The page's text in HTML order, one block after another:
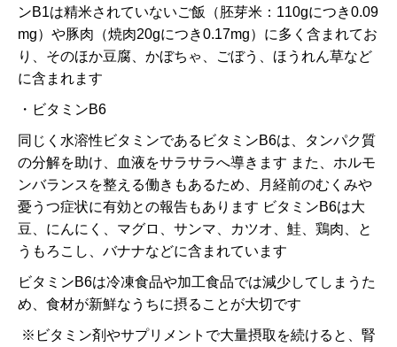
ンB1は精米されていないご飯（胚芽米：110gにつき0.09
mg）や豚肉（焼肉20gにつき0.17mg）に多く含まれてお
り、そのほか豆腐、かぼちゃ、ごぼう、ほうれん草など
に含まれます
・ビタミンB6
同じく水溶性ビタミンであるビタミンB6は、タンパク質
の分解を助け、血液をサラサラへ導きます また、ホルモ
ンバランスを整える働きもあるため、月経前のむくみや
憂うつ症状に有効との報告もあります ビタミンB6は大
豆、にんにく、マグロ、サンマ、カツオ、鮭、鶏肉、と
うもろこし、バナナなどに含まれています
ビタミンB6は冷凍食品や加工食品では減少してしまうた
め、食材が新鮮なうちに摂ることが大切です
※ビタミン剤やサプリメントで大量摂取を続けると、腎